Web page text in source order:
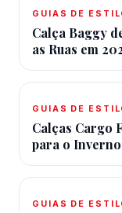
GUIAS DE
Calça Baggy
as Ruas em
GUIAS DE
Calças Cargo
para o Inverno
GUIAS DE